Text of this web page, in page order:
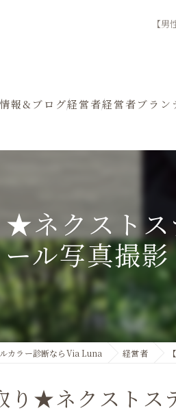
【
情報&ブログ
新着情報
経営者
経営者ビジュアルブ
外見戦略ブランディ
【男性プロフィール
メンズビジュアルブ
経営者極上ブランデ
経営者ブラン
ネクスト
ル写真撮
カラー診断ならVia Luna 経営者
り★ネクストス